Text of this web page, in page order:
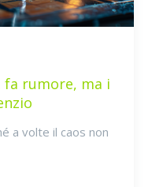
fa rumore, ma i
a volte il caos non